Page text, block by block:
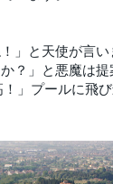
」と天使が言い
？」と悪魔は提
！」プールに飛